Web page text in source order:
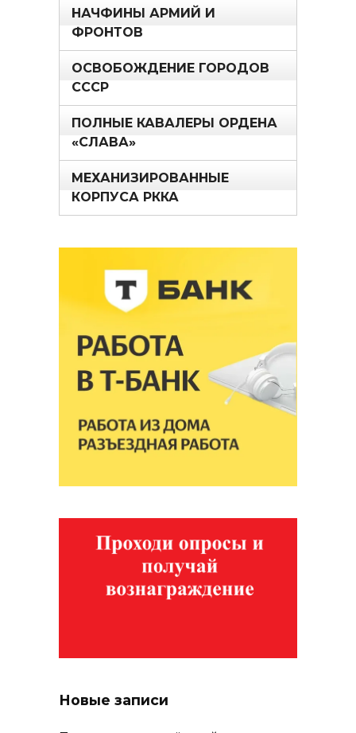
НАЧФИНЫ АРМИЙ И
ФРОНТОВ
ОСВОБОЖДЕНИЕ ГОРОДОВ
СССР
ПОЛНЫЕ КАВАЛЕРЫ ОРДЕНА
«СЛАВА»
МЕХАНИЗИРОВАННЫЕ
КОРПУСА РККА
Новые записи